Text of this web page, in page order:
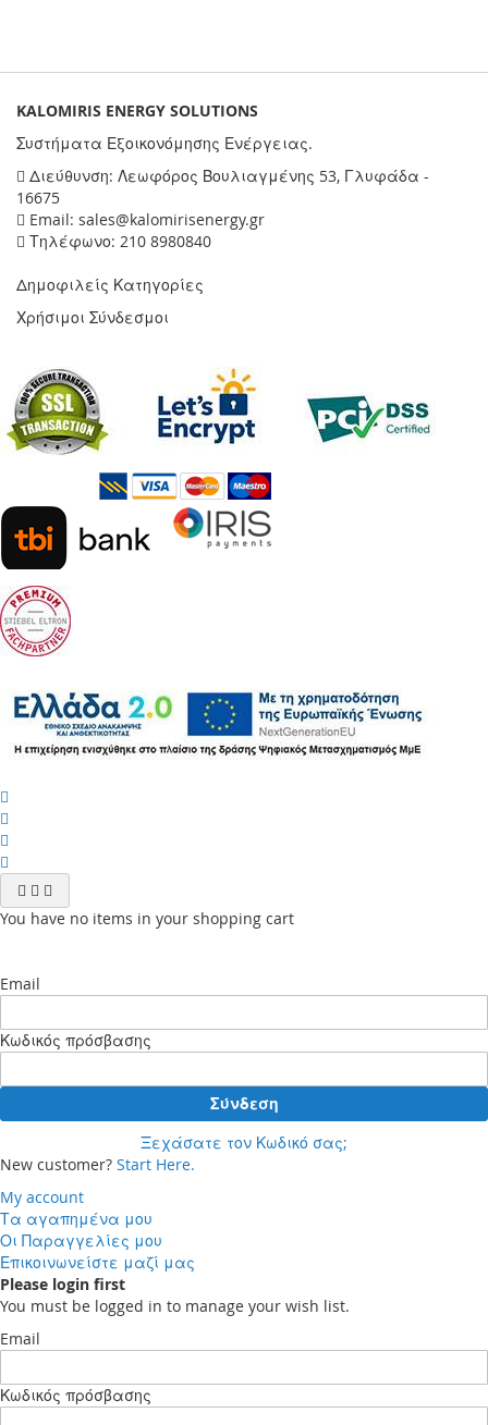
KALOMIRIS ENERGY SOLUTIONS
Συστήματα Εξοικονόμησης Ενέργειας.
Διεύθυνση: Λεωφόρος Βουλιαγμένης 53, Γλυφάδα -
16675
Email: sales@kalomirisenergy.gr
Τηλέφωνο: 210 8980840
Δημοφιλείς Κατηγορίες
Χρήσιμοι Σύνδεσμοι
You have no items in your shopping cart
Email
Κωδικός πρόσβασης
Σύνδεση
Ξεχάσατε τον Κωδικό σας;
New customer? Start Here.
My account
Τα αγαπημένα μου
Οι Παραγγελίες μου
Επικοινωνείστε μαζί μας
Please login first
You must be logged in to manage your wish list.
Email
Κωδικός πρόσβασης